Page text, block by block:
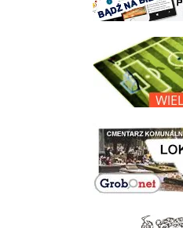
link do opisu projektu
link do lokalizatora
link do strony -